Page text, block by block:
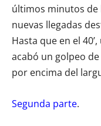
últimos minutos de
nuevas llegadas
Hasta que en el
acabó un golpeo
por encima del
Segunda parte.